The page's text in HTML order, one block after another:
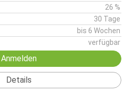
26 %
30 Tage
bis 6 Wochen
verfügbar
Anmelden
Details